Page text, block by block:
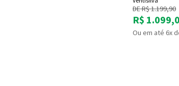
DE R$ 1.199,90
R$
Ou em até 6x